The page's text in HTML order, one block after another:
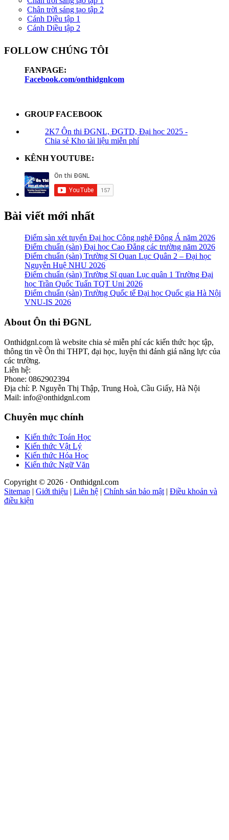
Chân trời sáng tạo tập 2
Cánh Diều tập 1
Cánh Diều tập 2
FOLLOW CHÚNG TÔI
FANPAGE:
Facebook.com/onthidgnlcom
GROUP FACEBOOK
2K7 Ôn thi ĐGNL, ĐGTD, Đại học 2025 -
Chia sẻ Kho tài liệu miễn phí
KÊNH YOUTUBE:
Bài viết mới nhất
Điểm sàn xét tuyển Đại học Công nghệ Đông Á năm 2026
Điểm chuẩn (sàn) Đại học Cao Đẳng các trường năm 2026
Điểm chuẩn (sàn) Trường Sĩ Quan Lục Quân 2 – Đại học
Nguyễn Huệ NHU 2026
Điểm chuẩn (sàn) Trường Sĩ quan Lục quân 1 Trường Đại
học Trần Quốc Tuấn TQT Uni 2026
Điểm chuẩn (sàn) Trường Quốc tế Đại học Quốc gia Hà Nội
VNU-IS 2026
Footer
About Ôn thi ĐGNL
Onthidgnl.com là website chia sẻ miễn phí các kiến thức học tập,
thông tin về Ôn thi THPT, đại học, luyện thi đánh giá năng lực của
các trường.
Liên hệ:
Phone: 0862902394
Địa chỉ: P. Nguyễn Thị Thập, Trung Hoà, Cầu Giấy, Hà Nội
Mail: info@onthidgnl.com
Chuyên mục chính
Kiến thức Toán Học
Kiến thức Vật Lý
Kiến thức Hóa Học
Kiến thức Ngữ Văn
Copyright © 2026 · Onthidgnl.com
Sitemap | Giới thiệu | Liên hệ | Chính sản bảo mật | Điều khoản và
điều kiện